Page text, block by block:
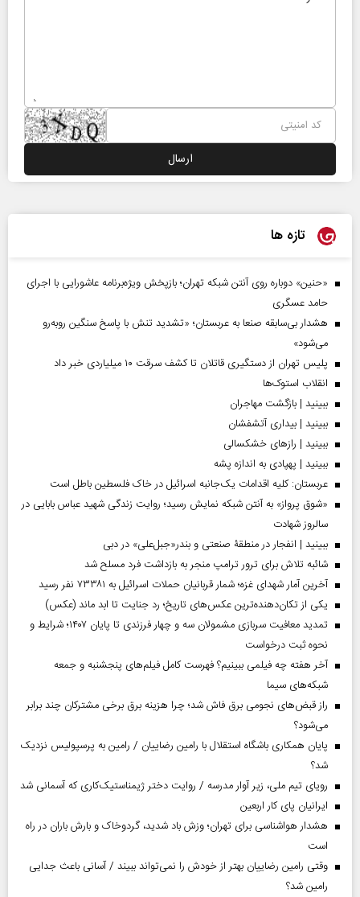
تازه ها
«حنین» دوباره روی آنتن شبکه تهران؛ بازپخش ویژه‌برنامه عاشورایی با اجرای
حامد عسگری
هشدار بی‌سابقه صنعا به عربستان؛ «تشدید تنش با پاسخ سنگین روبه‌رو
می‌شود»
پلیس تهران از دستگیری قاتلان تا کشف سرقت ۱۰ میلیاردی خبر داد
انقلاب استوک‌ها
ببینید | بازگشت مهاجران
ببینید | بیداری آتشفشان
ببینید | رازهای خشکسالی
ببینید | پهپادی به اندازه پشه
عربستان: کلیه اقدامات یک‌جانبه اسرائیل در خاک فلسطین باطل است
«شوق پرواز» به آنتن شبکه نمایش رسید؛ روایت زندگی شهید عباس بابایی در
سالروز شهادت
ببینید | انفجار در منطقۀ صنعتی و بندر«جبل‌علی» در دبی
شائبه تلاش برای ترور ترامپ منجر به بازداشت فرد مسلح شد
آخرین آمار شهدای غزه؛ شمار قربانیان حملات اسرائیل به ۷۳۳۸۱ نفر رسید
یکی از تکان‌دهنده‌ترین عکس‌های تاریخ؛ رد جنایت تا ابد ماند (عکس)
تمدید معافیت سربازی مشمولان سه و چهار فرزندی تا پایان ۱۴۰۷؛ شرایط و
نحوه ثبت درخواست
آخر هفته چه فیلمی ببینیم؟ فهرست کامل فیلم‌های پنجشنبه و جمعه
شبکه‌های سیما
راز قبض‌های نجومی برق فاش شد؛ چرا هزینه برق برخی مشترکان چند برابر
می‌شود؟
پایان همکاری باشگاه استقلال با رامین رضاییان / رامین به پرسپولیس نزدیک
شد؟
رویای تیم ملی، زیر آوار مدرسه / روایت دختر ژیمناستیک‌کاری که آسمانی شد
ایرانیان پای کار اربعین
هشدار هواشناسی برای تهران؛ وزش باد شدید، گردوخاک و بارش باران در راه
است
وقتی رامین رضاییان بهتر از خودش را نمی‌تواند ببیند / آسانی باعث جدایی
رامین شد؟